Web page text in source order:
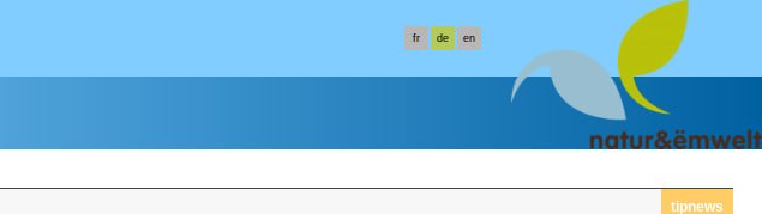
fr de en
tipnews